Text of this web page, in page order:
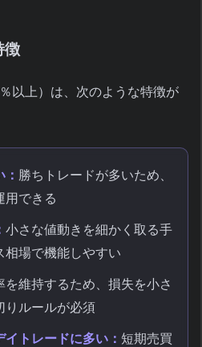
徴
％以上）は、次のような特徴が
勝ちトレードが多いため、
用できる
小さな値動きを細かく取る手
相場で機能しやすい
を維持するため、損失を小さ
りルールが必須
トレードに多い： 短期売買